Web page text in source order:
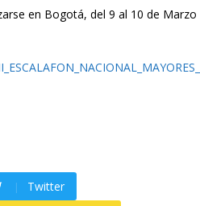
en Bogotá, del 9 al 10 de Marzo
Twitter